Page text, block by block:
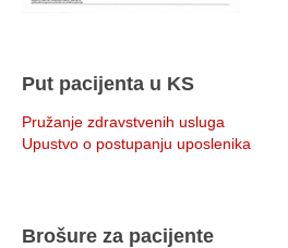
Put pacijenta u KS
Pružanje zdravstvenih usluga
Upustvo o postupanju uposlenika
Brošure za pacijente